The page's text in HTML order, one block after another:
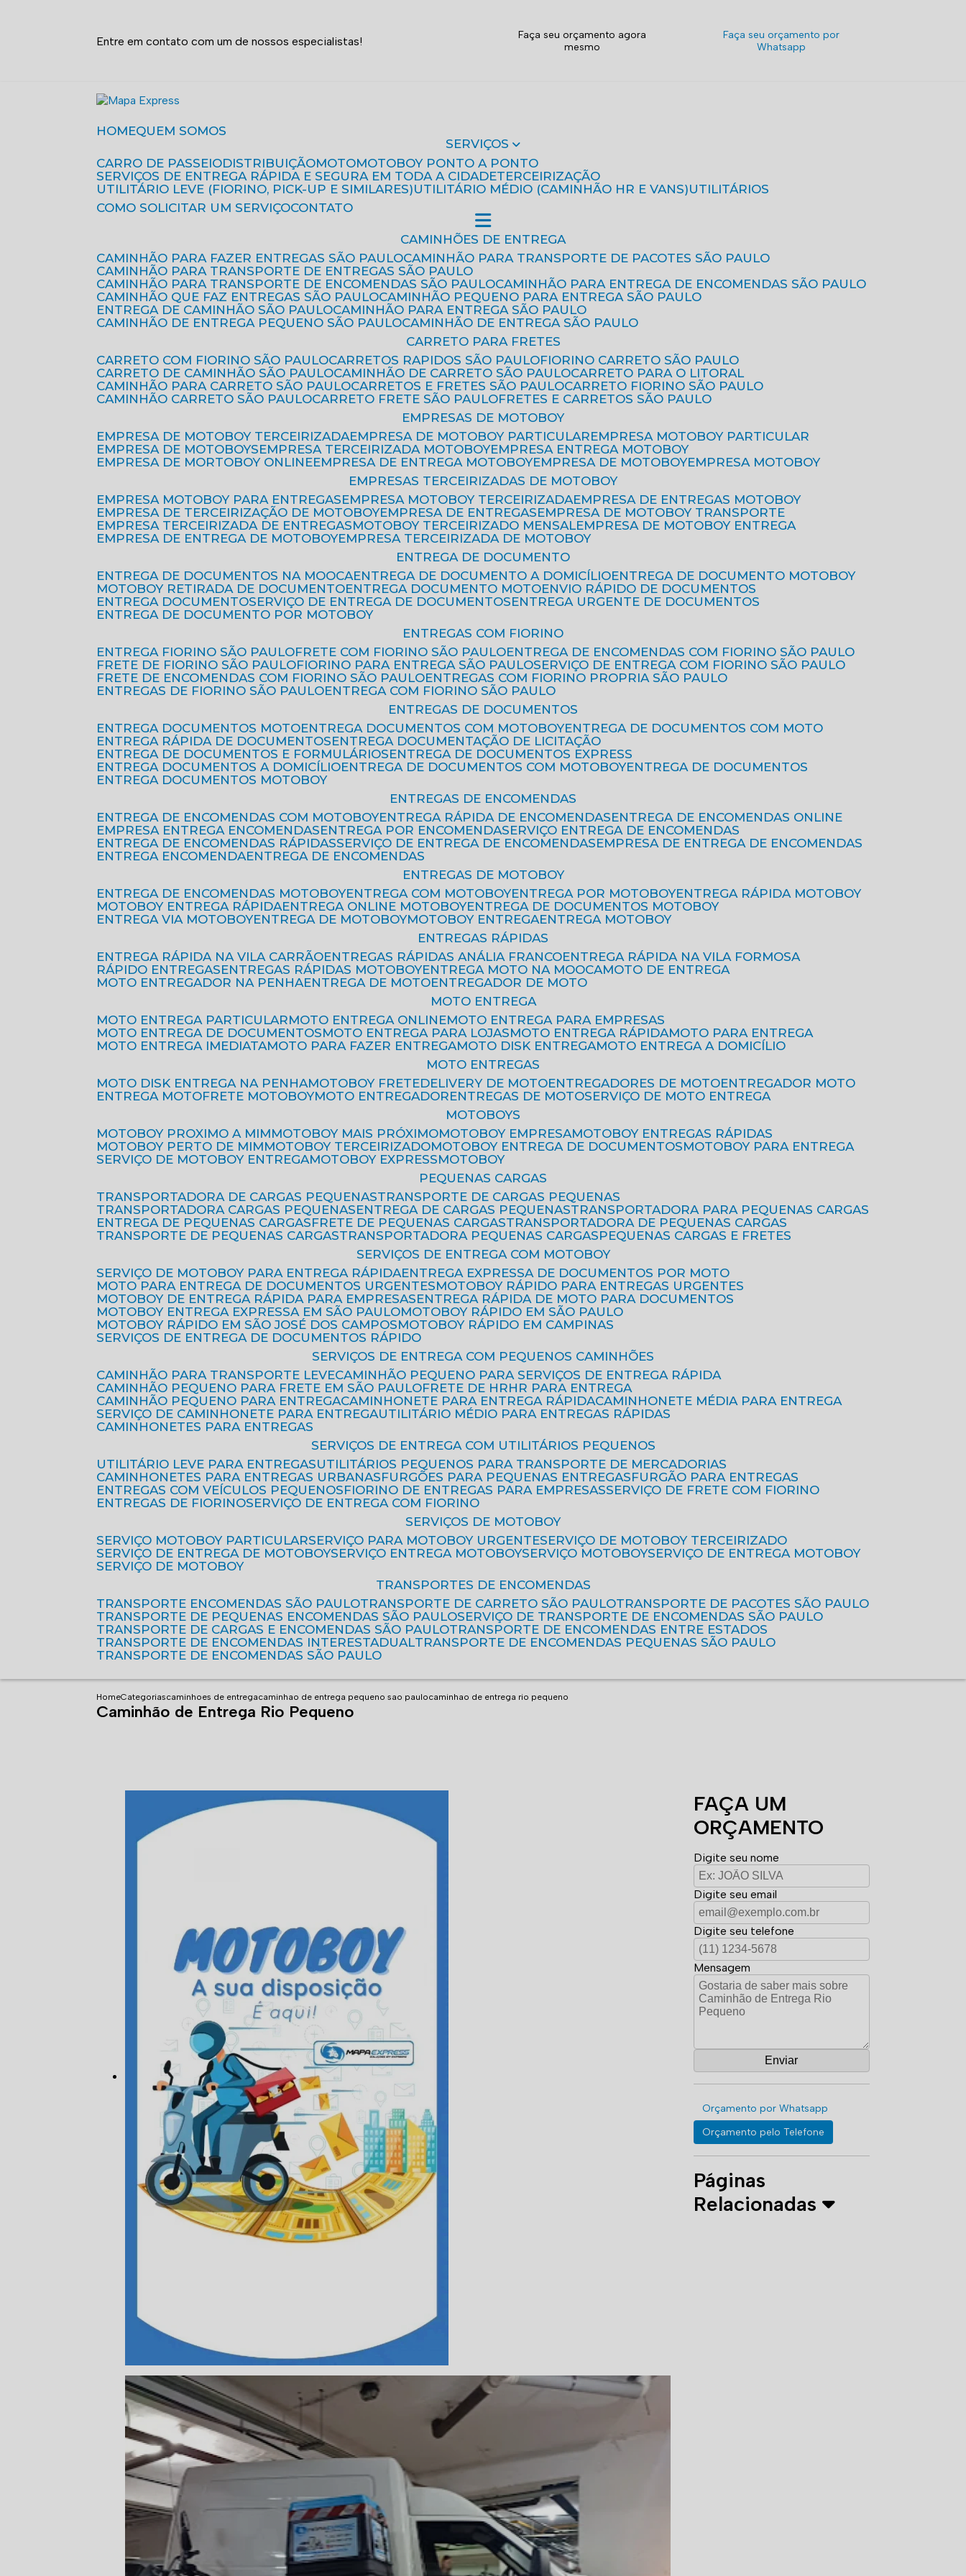
Entre em contato com um de nossos especialistas!
Faça seu orçamento agora
mesmo
Faça seu orçamento por
Whatsapp
HOME
QUEM SOMOS
SERVIÇOS
CARRO DE PASSEIO
DISTRIBUIÇÃO MOTO
MOTOBOY PONTO A PONTO
SERVIÇOS DE ENTREGA RÁPIDA E SEGURA EM TODA A CIDADE
TERCEIRIZAÇÃO
UTILITÁRIO LEVE (FIORINO, PICK-UP E SIMILARES)
UTILITÁRIO MÉDIO (CAMINHÃO HR E VANS)
UTILITÁRIOS
COMO SOLICITAR UM SERVIÇO CONTATO
CAMINHÕES DE ENTREGA
CAMINHÃO PARA FAZER ENTREGAS SÃO PAULO
CAMINHÃO PARA TRANSPORTE DE PACOTES SÃO PAULO
CAMINHÃO PARA TRANSPORTE DE ENTREGAS SÃO PAULO
CAMINHÃO PARA TRANSPORTE DE ENCOMENDAS SÃO PAULO
CAMINHÃO PARA ENTREGA DE ENCOMENDAS SÃO PAULO
CAMINHÃO QUE FAZ ENTREGAS SÃO PAULO
CAMINHÃO PEQUENO PARA ENTREGA SÃO PAULO
ENTREGA DE CAMINHÃO SÃO PAULO
CAMINHÃO PARA ENTREGA SÃO PAULO
CAMINHÃO DE ENTREGA PEQUENO SÃO PAULO
CAMINHÃO DE ENTREGA SÃO PAULO
CARRETO PARA FRETES
CARRETO COM FIORINO SÃO PAULO
CARRETOS RAPIDOS SÃO PAULO
FIORINO CARRETO SÃO PAULO
CARRETO DE CAMINHÃO SÃO PAULO
CAMINHÃO DE CARRETO SÃO PAULO
CARRETO PARA O LITORAL
CAMINHÃO PARA CARRETO SÃO PAULO
CARRETOS E FRETES SÃO PAULO
CARRETO FIORINO SÃO PAULO
CAMINHÃO CARRETO SÃO PAULO
CARRETO FRETE SÃO PAULO
FRETES E CARRETOS SÃO PAULO
EMPRESAS DE MOTOBOY
EMPRESA DE MOTOBOY TERCEIRIZADA
EMPRESA DE MOTOBOY PARTICULAR
EMPRESA MOTOBOY PARTICULAR
EMPRESA DE MOTOBOYS
EMPRESA TERCEIRIZADA MOTOBOY
EMPRESA ENTREGA MOTOBOY
EMPRESA DE MORTOBOY ONLINE
EMPRESA DE ENTREGA MOTOBOY EMPRESA DE MOTOBOY
EMPRESA MOTOBOY
EMPRESAS TERCEIRIZADAS DE MOTOBOY
EMPRESA MOTOBOY PARA ENTREGAS
EMPRESA MOTOBOY TERCEIRIZADA
EMPRESA DE ENTREGAS MOTOBOY
EMPRESA DE TERCEIRIZAÇÃO DE MOTOBOY
EMPRESA DE ENTREGAS
EMPRESA DE MOTOBOY TRANSPORTE
EMPRESA TERCEIRIZADA DE ENTREGAS
MOTOBOY TERCEIRIZADO MENSAL
EMPRESA DE MOTOBOY ENTREGA
EMPRESA DE ENTREGA DE MOTOBOY
EMPRESA TERCEIRIZADA DE MOTOBOY
ENTREGA DE DOCUMENTO
ENTREGA DE DOCUMENTOS NA MOOCA
ENTREGA DE DOCUMENTO A DOMICÍLIO
ENTREGA DE DOCUMENTO MOTOBOY
MOTOBOY RETIRADA DE DOCUMENTO
ENTREGA DOCUMENTO MOTO
ENVIO RÁPIDO DE DOCUMENTOS
ENTREGA DOCUMENTO
SERVIÇO DE ENTREGA DE DOCUMENTOS
ENTREGA URGENTE DE DOCUMENTOS
ENTREGA DE DOCUMENTO POR MOTOBOY
ENTREGAS COM FIORINO
ENTREGA FIORINO SÃO PAULO
FRETE COM FIORINO SÃO PAULO
ENTREGA DE ENCOMENDAS COM FIORINO SÃO PAULO
FRETE DE FIORINO SÃO PAULO
FIORINO PARA ENTREGA SÃO PAULO
SERVIÇO DE ENTREGA COM FIORINO SÃO PAULO
FRETE DE ENCOMENDAS COM FIORINO SÃO PAULO
ENTREGAS COM FIORINO PROPRIA SÃO PAULO
ENTREGAS DE FIORINO SÃO PAULO
ENTREGA COM FIORINO SÃO PAULO
ENTREGAS DE DOCUMENTOS
ENTREGA DOCUMENTOS MOTO
ENTREGA DOCUMENTOS COM MOTOBOY
ENTREGA DE DOCUMENTOS COM MOTO
ENTREGA RÁPIDA DE DOCUMENTOS
ENTREGA DOCUMENTAÇÃO DE LICITAÇÃO
ENTREGA DE DOCUMENTOS E FORMULÁRIOS
ENTREGA DE DOCUMENTOS EXPRESS
ENTREGA DOCUMENTOS A DOMICÍLIO
ENTREGA DE DOCUMENTOS COM MOTOBOY
ENTREGA DE DOCUMENTOS
ENTREGA DOCUMENTOS MOTOBOY
ENTREGAS DE ENCOMENDAS
ENTREGA DE ENCOMENDAS COM MOTOBOY
ENTREGA RÁPIDA DE ENCOMENDAS
ENTREGA DE ENCOMENDAS ONLINE
EMPRESA ENTREGA ENCOMENDAS
ENTREGA POR ENCOMENDA
SERVIÇO ENTREGA DE ENCOMENDAS
ENTREGA DE ENCOMENDAS RÁPIDAS
SERVIÇO DE ENTREGA DE ENCOMENDAS
EMPRESA DE ENTREGA DE ENCOMENDAS
ENTREGA ENCOMENDA
ENTREGA DE ENCOMENDAS
ENTREGAS DE MOTOBOY
ENTREGA DE ENCOMENDAS MOTOBOY
ENTREGA COM MOTOBOY ENTREGA POR MOTOBOY
ENTREGA RÁPIDA MOTOBOY
MOTOBOY ENTREGA RÁPIDA
ENTREGA ONLINE MOTOBOY
ENTREGA DE DOCUMENTOS MOTOBOY
ENTREGA VIA MOTOBOY
ENTREGA DE MOTOBOY MOTOBOY ENTREGA
ENTREGA MOTOBOY
ENTREGAS RÁPIDAS
ENTREGA RÁPIDA NA VILA CARRÃO
ENTREGAS RÁPIDAS ANÁLIA FRANCO
ENTREGA RÁPIDA NA VILA FORMOSA
RÁPIDO ENTREGAS
ENTREGAS RÁPIDAS MOTOBOY ENTREGA MOTO NA MOOCA
MOTO DE ENTREGA
MOTO ENTREGADOR NA PENHA
ENTREGA DE MOTO
ENTREGADOR DE MOTO
MOTO ENTREGA
MOTO ENTREGA PARTICULAR
MOTO ENTREGA ONLINE
MOTO ENTREGA PARA EMPRESAS
MOTO ENTREGA DE DOCUMENTOS
MOTO ENTREGA PARA LOJAS MOTO ENTREGA RÁPIDA
MOTO PARA ENTREGA
MOTO ENTREGA IMEDIATA
MOTO PARA FAZER ENTREGA MOTO DISK ENTREGA
MOTO ENTREGA A DOMICÍLIO
MOTO ENTREGAS
MOTO DISK ENTREGA NA PENHA
MOTOBOY FRETE DELIVERY DE MOTO ENTREGADORES DE MOTO
ENTREGADOR MOTO
ENTREGA MOTO
FRETE MOTOBOY MOTO ENTREGADOR ENTREGAS DE MOTO
SERVIÇO DE MOTO ENTREGA
MOTOBOYS
MOTOBOY PROXIMO A MIM
MOTOBOY MAIS PRÓXIMO MOTOBOY EMPRESA
MOTOBOY ENTREGAS RÁPIDAS
MOTOBOY PERTO DE MIM
MOTOBOY TERCEIRIZADO MOTOBOY ENTREGA DE DOCUMENTOS
MOTOBOY PARA ENTREGA
SERVIÇO DE MOTOBOY ENTREGA
MOTOBOY EXPRESS
MOTOBOY
PEQUENAS CARGAS
TRANSPORTADORA DE CARGAS PEQUENAS
TRANSPORTE DE CARGAS PEQUENAS
TRANSPORTADORA CARGAS PEQUENAS
ENTREGA DE CARGAS PEQUENAS
TRANSPORTADORA PARA PEQUENAS CARGAS
ENTREGA DE PEQUENAS CARGAS
FRETE DE PEQUENAS CARGAS
TRANSPORTADORA DE PEQUENAS CARGAS
TRANSPORTE DE PEQUENAS CARGAS
TRANSPORTADORA PEQUENAS CARGAS
PEQUENAS CARGAS E FRETES
SERVIÇOS DE ENTREGA COM MOTOBOY
SERVIÇO DE MOTOBOY PARA ENTREGA RÁPIDA
ENTREGA EXPRESSA DE DOCUMENTOS POR MOTO
MOTO PARA ENTREGA DE DOCUMENTOS URGENTES
MOTOBOY RÁPIDO PARA ENTREGAS URGENTES
MOTOBOY DE ENTREGA RÁPIDA PARA EMPRESAS
ENTREGA RÁPIDA DE MOTO PARA DOCUMENTOS
MOTOBOY ENTREGA EXPRESSA EM SÃO PAULO
MOTOBOY RÁPIDO EM SÃO PAULO
MOTOBOY RÁPIDO EM SÃO JOSÉ DOS CAMPOS
MOTOBOY RÁPIDO EM CAMPINAS
SERVIÇOS DE ENTREGA DE DOCUMENTOS RÁPIDO
SERVIÇOS DE ENTREGA COM PEQUENOS CAMINHÕES
CAMINHÃO PARA TRANSPORTE LEVE
CAMINHÃO PEQUENO PARA SERVIÇOS DE ENTREGA RÁPIDA
CAMINHÃO PEQUENO PARA FRETE EM SÃO PAULO
FRETE DE HR
HR PARA ENTREGA
CAMINHÃO PEQUENO PARA ENTREGA CAMINHONETE PARA ENTREGA RÁPIDA CAMINHONETE MÉDIA PARA ENTREGA
SERVIÇO DE CAMINHONETE PARA ENTREGA
UTILITÁRIO MÉDIO PARA ENTREGAS RÁPIDAS
CAMINHONETES PARA ENTREGAS
SERVIÇOS DE ENTREGA COM UTILITÁRIOS PEQUENOS
UTILITÁRIO LEVE PARA ENTREGAS
UTILITÁRIOS PEQUENOS PARA TRANSPORTE DE MERCADORIAS
CAMINHONETES PARA ENTREGAS URBANAS
FURGÕES PARA PEQUENAS ENTREGAS
FURGÃO PARA ENTREGAS
ENTREGAS COM VEÍCULOS PEQUENOS
FIORINO DE ENTREGAS PARA EMPRESAS
SERVIÇO DE FRETE COM FIORINO
ENTREGAS DE FIORINO
SERVIÇO DE ENTREGA COM FIORINO
SERVIÇOS DE MOTOBOY
SERVIÇO MOTOBOY PARTICULAR
SERVIÇO PARA MOTOBOY URGENTE
SERVIÇO DE MOTOBOY TERCEIRIZADO
SERVIÇO DE ENTREGA DE MOTOBOY
SERVIÇO ENTREGA MOTOBOY SERVIÇO MOTOBOY
SERVIÇO DE ENTREGA MOTOBOY
SERVIÇO DE MOTOBOY
TRANSPORTES DE ENCOMENDAS
TRANSPORTE ENCOMENDAS SÃO PAULO
TRANSPORTE DE CARRETO SÃO PAULO
TRANSPORTE DE PACOTES SÃO PAULO
TRANSPORTE DE PEQUENAS ENCOMENDAS SÃO PAULO
SERVIÇO DE TRANSPORTE DE ENCOMENDAS SÃO PAULO
TRANSPORTE DE CARGAS E ENCOMENDAS SÃO PAULO
TRANSPORTE DE ENCOMENDAS ENTRE ESTADOS
TRANSPORTE DE ENCOMENDAS INTERESTADUAL
TRANSPORTE DE ENCOMENDAS PEQUENAS SÃO PAULO
TRANSPORTE DE ENCOMENDAS SÃO PAULO
HomeCategoriascaminhoes de entregacaminhao de entrega pequeno sao paulocaminhao de entrega rio pequeno
Caminhão de Entrega Rio Pequeno
FAÇA UM
ORÇAMENTO
Digite seu nome
Digite seu email
Digite seu telefone
Mensagem
Orçamento por Whatsapp
Orçamento pelo Telefone
Páginas
Relacionadas